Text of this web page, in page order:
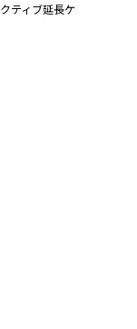
ティブ延長ケ